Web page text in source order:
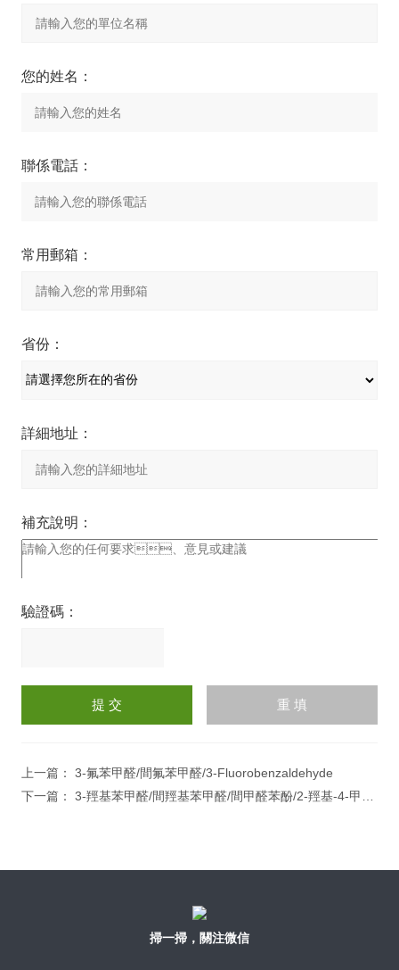
您的姓名：
聯係電話：
常用郵箱：
省份：
詳細地址：
補充說明：
驗證碼：
上一篇： 3-氟苯甲醛/間氟苯甲醛/3-Fluorobenzaldehyde
下一篇： 3-羥基苯甲醛/間羥基苯甲醛/間甲醛苯酚/2-羥基-4-甲硫基丁酸
掃一掃，關注微信